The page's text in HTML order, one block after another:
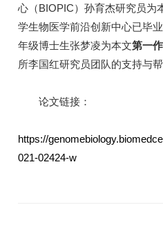
心（BIOPIC）孙育杰研究员为
学生物医学前沿创新中心已毕
年级博士生张梦凌为本文第一
所李国红研究员团队的支持与帮
论文链接：
https://
021-02424-w